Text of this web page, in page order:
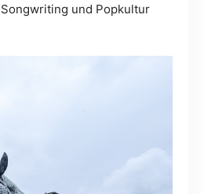
und Popkultur